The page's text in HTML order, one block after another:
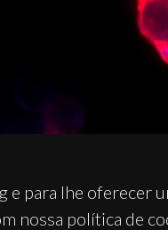
para lhe oferecer
nossa política de